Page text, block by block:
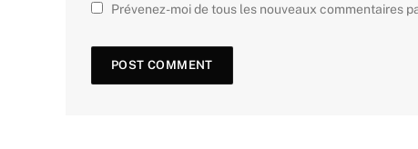
Prévenez-moi de tous les nouveaux commentaires